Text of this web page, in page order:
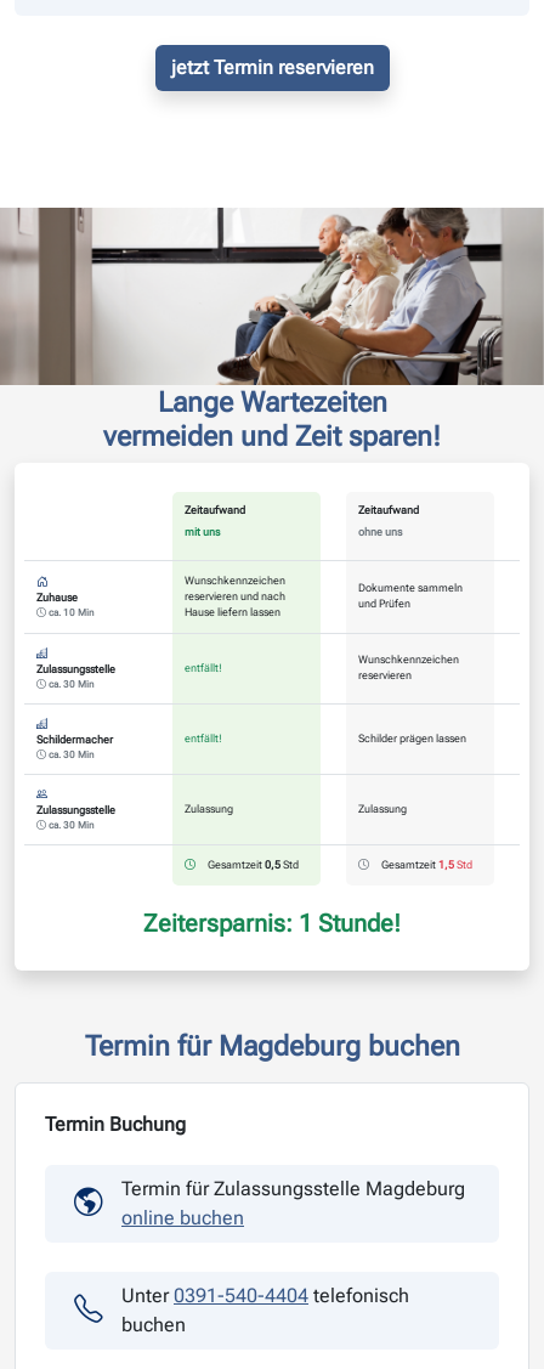
jetzt Termin reservieren
Lange Wartezeiten
vermeiden und Zeit sparen!
Zeitaufwand
mit uns
Zeitaufwand
ohne uns
Zuhause
ca. 10 Min
Wunschkennzeichen
reservieren und nach
Hause liefern lassen
Dokumente sammeln
und Prüfen
Zulassungsstelle
ca. 30 Min
entfällt!
Wunschkennzeichen
reservieren
Schildermacher
ca. 30 Min
entfällt! Schilder prägen lassen
Zulassungsstelle
ca. 30 Min
Zulassung Zulassung
Gesamtzeit 0,5 Std Gesamtzeit 1,5 Std
Zeitersparnis: 1 Stunde!
Termin für Magdeburg buchen
Termin Buchung
Termin für Zulassungsstelle Magdeburg
online buchen
Unter0391-540-4404 telefonisch
buchen